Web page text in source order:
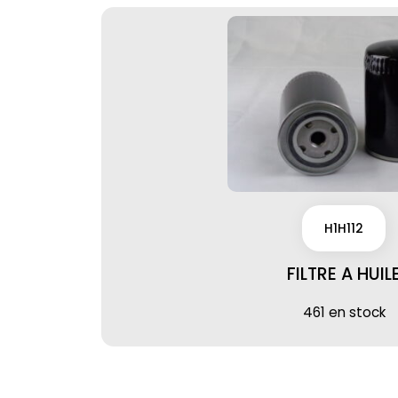
H1H112
FILTRE A
461 en stock